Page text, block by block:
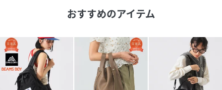
おすすめのアイテム